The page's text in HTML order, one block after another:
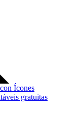
Ícones
gratuitas